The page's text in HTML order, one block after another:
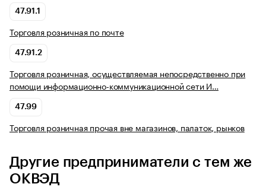
47.91.1
Торговля розничная по почте
47.91.2
Торговля розничная, осуществляемая непосредственно при
помощи информационно-коммуникационной сети И…
47.99
Торговля розничная прочая вне магазинов, палаток, рынков
Другие предприниматели с тем же
ОКВЭД